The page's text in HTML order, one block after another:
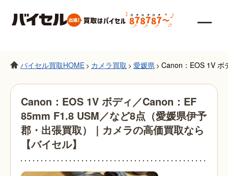
バイセル買取HOME > カメラ買取 > 愛媛県 > Canon：EOS 1V ボ
Canon：EOS 1V ボディ／Canon：EF
85mm F1.8 USM／など8点（愛媛県伊予
郡・出張買取）｜カメラの高価買取なら
【バイセル】